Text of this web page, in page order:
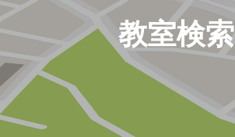
教室検索